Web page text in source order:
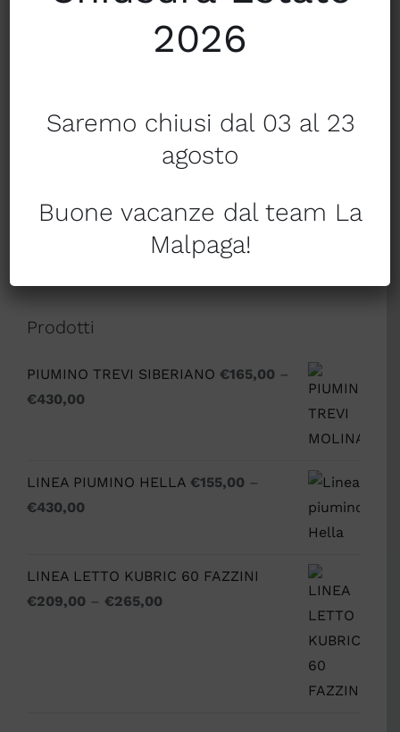
Piumini
Profumatori per la Casa
Tendaggi a metraggio
Tessile per la casa
Prodotti
PIUMINO TREVI SIBERIANO €165,00 –
€430,00
LINEA PIUMINO HELLA €155,00 –
€430,00
LINEA LETTO KUBRIC 60 FAZZINI
€209,00 – €265,00
2026
Saremo chiusi dal 03 al 23
agosto
Buone vacanze dal team La
Malpaga!